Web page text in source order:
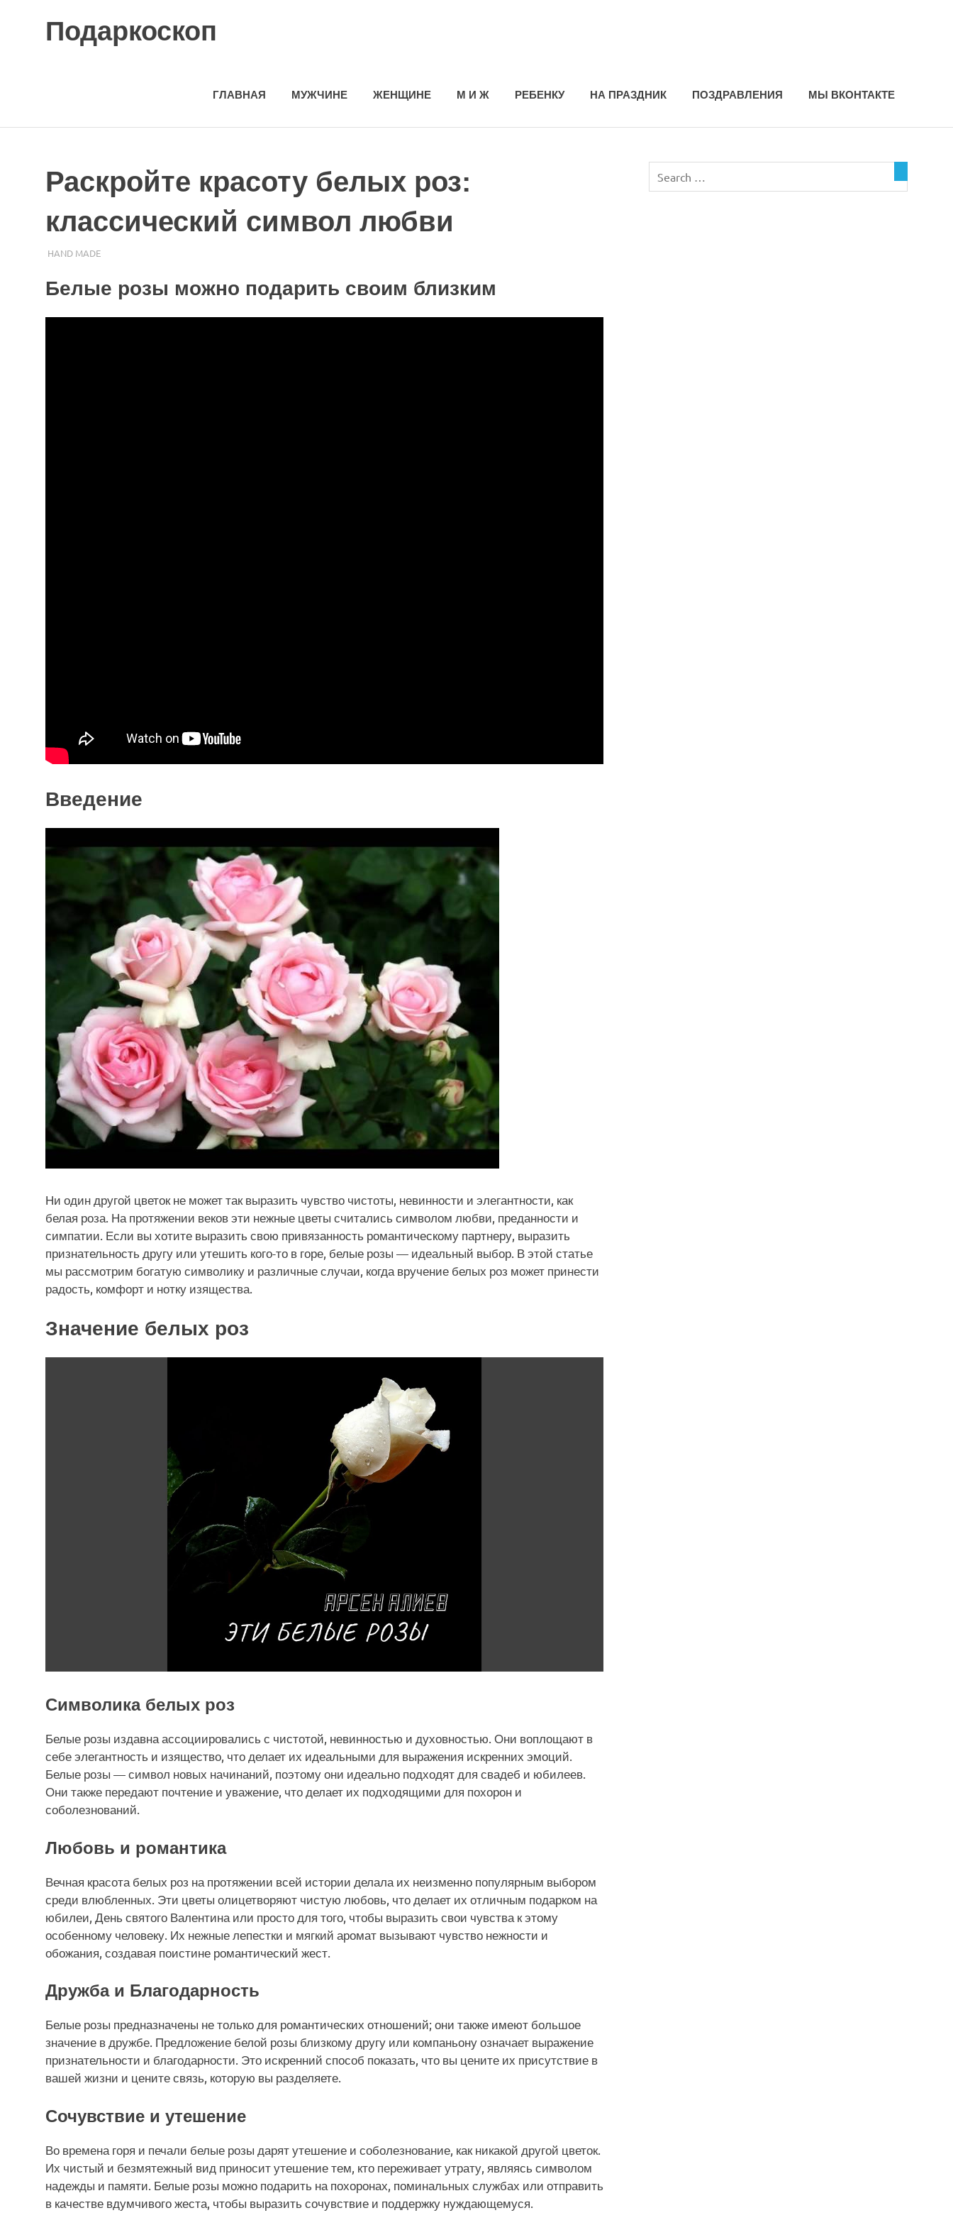
Подаркоскоп
ГЛАВНАЯ МУЖЧИНЕ ЖЕНЩИНЕ М И Ж РЕБЕНКУ НА ПРАЗДНИК ПОЗДРАВЛЕНИЯ МЫ ВКОНТАКТЕ
Раскройте красоту белых роз:
классический символ любви
07.11.2023
ПОДАРЧЕК
HAND MADE
Белые розы можно подарить своим близким
Введение
Ни один другой цветок не может так выразить чувство чистоты, невинности и элегантности, как
белая роза. На протяжении веков эти нежные цветы считались символом любви, преданности и
симпатии. Если вы хотите выразить свою привязанность романтическому партнеру, выразить
признательность другу или утешить кого-то в горе, белые розы — идеальный выбор. В этой статье
мы рассмотрим богатую символику и различные случаи, когда вручение белых роз может принести
радость, комфорт и нотку изящества.
Значение белых роз
Символика белых роз
Белые розы издавна ассоциировались с чистотой, невинностью и духовностью. Они воплощают в
себе элегантность и изящество, что делает их идеальными для выражения искренних эмоций.
Белые розы — символ новых начинаний, поэтому они идеально подходят для свадеб и юбилеев.
Они также передают почтение и уважение, что делает их подходящими для похорон и
соболезнований.
Любовь и романтика
Вечная красота белых роз на протяжении всей истории делала их неизменно популярным выбором
среди влюбленных. Эти цветы олицетворяют чистую любовь, что делает их отличным подарком на
юбилеи, День святого Валентина или просто для того, чтобы выразить свои чувства к этому
особенному человеку. Их нежные лепестки и мягкий аромат вызывают чувство нежности и
обожания, создавая поистине романтический жест.
Дружба и Благодарность
Белые розы предназначены не только для романтических отношений; они также имеют большое
значение в дружбе. Предложение белой розы близкому другу или компаньону означает выражение
признательности и благодарности. Это искренний способ показать, что вы цените их присутствие в
вашей жизни и цените связь, которую вы разделяете.
Сочувствие и утешение
Во времена горя и печали белые розы дарят утешение и соболезнование, как никакой другой цветок.
Их чистый и безмятежный вид приносит утешение тем, кто переживает утрату, являясь символом
надежды и памяти. Белые розы можно подарить на похоронах, поминальных службах или отправить
в качестве вдумчивого жеста, чтобы выразить сочувствие и поддержку нуждающемуся.